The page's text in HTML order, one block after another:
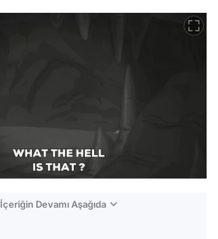
İçeriğin Devamı Aşağıda